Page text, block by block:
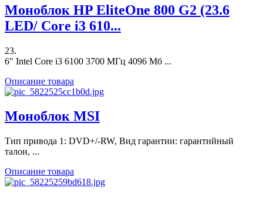
Моноблок HP EliteOne 800 G2 (23.6
LED/ Core i3 610...
23.
6" Intel Core i3 6100 3700 МГц 4096 Мб ...
Описание товара
Моноблок MSI
Тип привода 1: DVD+/-RW, Вид гарантии: гарантийный
талон, ...
Описание товара